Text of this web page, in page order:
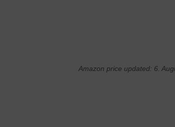
Amazon price updated: 6.